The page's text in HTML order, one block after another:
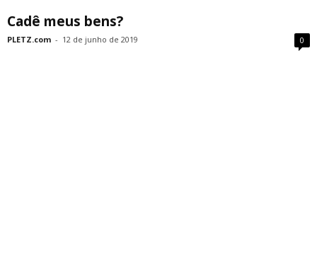
Cadê meus bens?
PLETZ.com - 12 de junho de 2019 0